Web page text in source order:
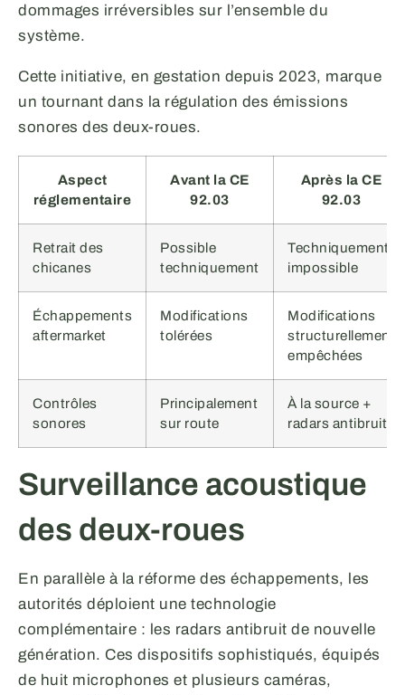
dommages irréversibles sur l’ensemble du
système.
Cette initiative, en gestation depuis 2023, marque
un tournant dans la régulation des émissions
sonores des deux-roues.
Aspect
réglementaire
Avant la CE
92.03
Après la CE
92.03
Retrait des
chicanes
Possible
techniquement
Techniquement
impossible
Échappements
aftermarket
Modifications
tolérées
Modifications
structurellement
empêchées
Contrôles
sonores
Principalement
sur route
À la source +
radars antibruit
Surveillance acoustique
des deux-roues
En parallèle à la réforme des échappements, les
autorités déploient une technologie
complémentaire : les radars antibruit de nouvelle
génération. Ces dispositifs sophistiqués, équipés
de huit microphones et plusieurs caméras,